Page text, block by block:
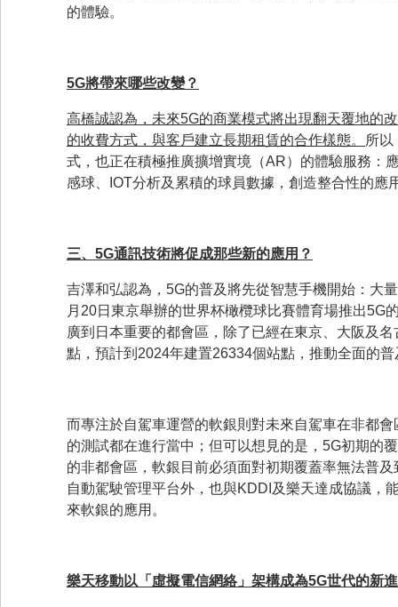
的體驗。
5G將帶來哪些改變？
高橋誠認為，未來5G的商業模式將出現翻天覆地的
的收費方式，與客戶建立長期租賃的合作樣態。
所
式，也正在積極推廣擴增實境（AR）的體驗服務：
感球、IOT分析及累積的球員數據，創造整合性的應
三、 5G通訊技術將促成那些新的應用？
吉澤和弘認為，5G的普及將先從智慧手機開始：大
月20日東京舉辦的世界杯橄欖球比賽體育場推出5G
廣到日本重要的都會區，除了已經在東京、大阪及
點，預計到2024年建置26334個站點，推動全面的普
而專注於自駕車運營的軟銀則對未來自駕車在非都
的測試都在進行當中；但可以想見的是，5G初期的
的非都會區，軟銀目前必須面對初期覆蓋率無法普
自動駕駛管理平台外，也與KDDI及樂天達成協議，
來軟銀的應用。
樂天移動以「虛擬電信網絡」架構成為5G世代的新